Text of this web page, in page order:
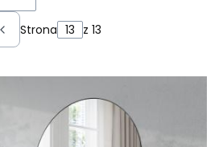
Poprzednie produkty
Strona z 13